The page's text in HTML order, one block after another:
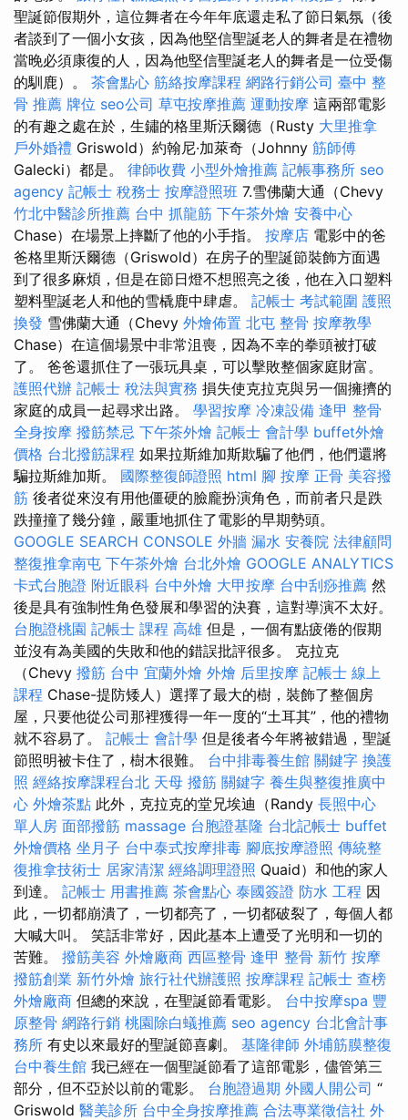
聖誕節假期外，這位舞者在今年年底還走私了節日氣氛（後
者談到了一個小女孩，因為他堅信聖誕老人的舞者是在禮物
當晚必須康復的人，因為他堅信聖誕老人的舞者是一位受傷
的馴鹿）。 茶會點心 筋絡按摩課程 網路行銷公司 臺中 整
骨 推薦 牌位 seo公司 草屯按摩推薦 運動按摩 這兩部電影
的有趣之處在於，生鏽的格里斯沃爾德（Rusty 大里推拿
戶外婚禮 Griswold）約翰尼·加萊奇（Johnny 筋師傅
Galecki）都是。 律師收費 小型外燴推薦 記帳事務所 seo
agency 記帳士 稅務士 按摩證照班 7.雪佛蘭大通（Chevy
竹北中醫診所推薦 台中 抓龍筋 下午茶外燴 安養中心
Chase）在場景上摔斷了他的小手指。 按摩店 電影中的爸
爸格里斯沃爾德（Griswold）在房子的聖誕節裝飾方面遇
到了很多麻煩，但是在節日燈不想照亮之後，他在入口塑料
塑料聖誕老人和他的雪橇鹿中肆虐。 記帳士 考試範圍 護照
換發 雪佛蘭大通（Chevy 外燴佈置 北屯 整骨 按摩教學
Chase）在這個場景中非常沮喪，因為不幸的拳頭被打破
了。 爸爸還抓住了一張玩具桌，可以擊敗整個家庭財富。
護照代辦 記帳士 稅法與實務 損失使克拉克與另一個擁擠的
家庭的成員一起尋求出路。 學習按摩 冷凍設備 逢甲 整骨
全身按摩 撥筋禁忌 下午茶外燴 記帳士 會計學 buffet外燴
價格 台北撥筋課程 如果拉斯維加斯欺騙了他們，他們還將
騙拉斯維加斯。 國際整復師證照 html 腳 按摩 正骨 美容撥
筋 後者從來沒有用他僵硬的臉龐扮演角色，而前者只是跌
跌撞撞了幾分鐘，嚴重地抓住了電影的早期勢頭。
GOOGLE SEARCH CONSOLE 外牆 漏水 安養院 法律顧問
整復推拿南屯 下午茶外燴 台北外燴 GOOGLE ANALYTICS
卡式台胞證 附近眼科 台中外燴 大甲按摩 台中刮痧推薦 然
後是具有強制性角色發展和學習的決賽，這對導演不太好。
台胞證桃園 記帳士 課程 高雄 但是，一個有點疲倦的假期
並沒有為美國的失敗和他的錯誤批評很多。 克拉克
（Chevy 撥筋 台中 宜蘭外燴 外燴 后里按摩 記帳士 線上
課程 Chase-提防矮人）選擇了最大的樹，裝飾了整個房
屋，只要他從公司那裡獲得一年一度的“土耳其”，他的禮物
就不容易了。 記帳士 會計學 但是後者今年將被錯過，聖誕
節照明被卡住了，樹木很難。 台中排毒養生館 關鍵字 換護
照 經絡按摩課程台北 天母 撥筋 關鍵字 養生與整復推廣中
心 外燴茶點 此外，克拉克的堂兄埃迪（Randy 長照中心
單人房 面部撥筋 massage 台胞證基隆 台北記帳士 buffet
外燴價格 坐月子 台中泰式按摩排毒 腳底按摩證照 傳統整
復推拿技術士 居家清潔 經絡調理證照 Quaid）和他的家人
到達。 記帳士 用書推薦 茶會點心 泰國簽證 防水 工程 因
此，一切都崩潰了，一切都亮了，一切都破裂了，每個人都
大喊大叫。 笑話非常好，因此基本上遭受了光明和一切的
苦難。 撥筋美容 外燴廠商 西區整骨 逢甲 整骨 新竹 按摩
撥筋創業 新竹外燴 旅行社代辦護照 按摩課程 記帳士 查榜
外燴廠商 但總的來說，在聖誕節看電影。 台中按摩spa 豐
原整骨 網路行銷 桃園除白蟻推薦 seo agency 台北會計事
務所 有史以來最好的聖誕節喜劇。 基隆律師 外埔筋膜整復
台中養生館 我已經在一個聖誕節看了這部電影，儘管第三
部分，但不亞於以前的電影。 台胞證過期 外國人開公司 “
Griswold 醫美診所 台中全身按摩推薦 合法專業徵信社 外